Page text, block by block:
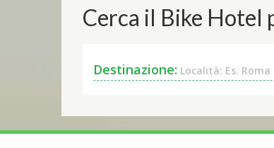
Cerca il Bike Hotel
Destinazione: Località: Es. Roma